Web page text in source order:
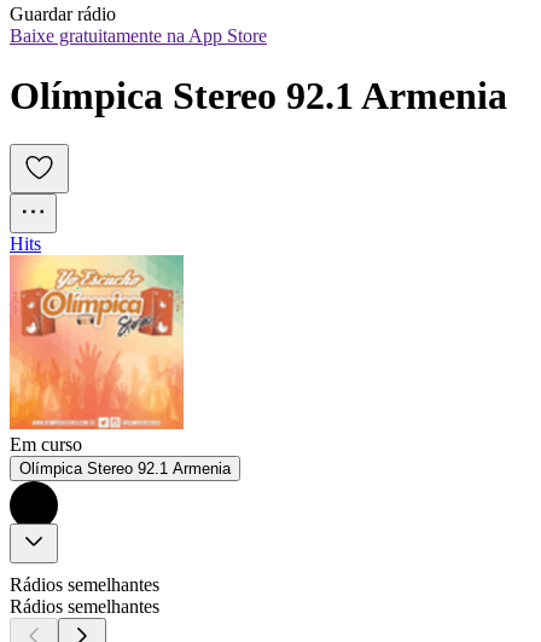
Guardar rádio
Baixe gratuitamente na App Store
Olímpica Stereo 92.1 Armenia
Hits
Em curso
Olímpica Stereo 92.1 Armenia
Rádios semelhantes
Rádios semelhantes